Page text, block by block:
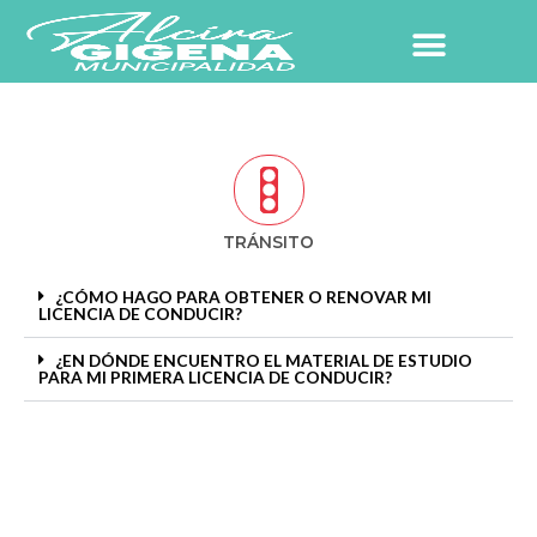
contenido
TRÁNSITO
¿CÓMO HAGO PARA OBTENER O RENOVAR MI
LICENCIA DE CONDUCIR?
¿EN DÓNDE ENCUENTRO EL MATERIAL DE ESTUDIO
PARA MI PRIMERA LICENCIA DE CONDUCIR?